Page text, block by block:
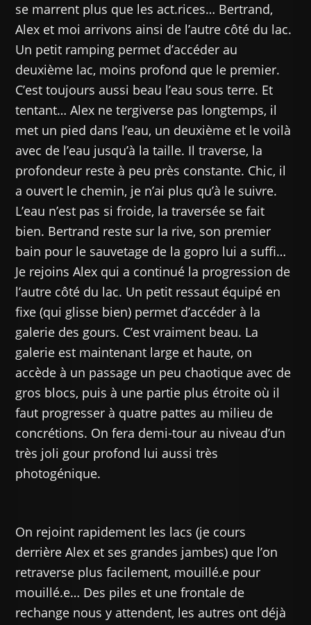
se marrent plus que les act.rices… Bertrand,
Alex et moi arrivons ainsi de l’autre côté du lac.
Un petit ramping permet d’accéder au
deuxième lac, moins profond que le premier.
C’est toujours aussi beau l’eau sous terre. Et
tentant… Alex ne tergiverse pas longtemps, il
met un pied dans l’eau, un deuxième et le voilà
avec de l’eau jusqu’à la taille. Il traverse, la
profondeur reste à peu près constante. Chic, il
a ouvert le chemin, je n’ai plus qu’à le suivre.
L’eau n’est pas si froide, la traversée se fait
bien. Bertrand reste sur la rive, son premier
bain pour le sauvetage de la gopro lui a suffi…
Je rejoins Alex qui a continué la progression de
l’autre côté du lac. Un petit ressaut équipé en
fixe (qui glisse bien) permet d’accéder à la
galerie des gours. C’est vraiment beau. La
galerie est maintenant large et haute, on
accède à un passage un peu chaotique avec de
gros blocs, puis à une partie plus étroite où il
faut progresser à quatre pattes au milieu de
concrétions. On fera demi-tour au niveau d’un
très joli gour profond lui aussi très
photogénique.
On rejoint rapidement les lacs (je cours
derrière Alex et ses grandes jambes) que l’on
retraverse plus facilement, mouillé.e pour
mouillé.e… Des piles et une frontale de
rechange nous y attendent, les autres ont déjà